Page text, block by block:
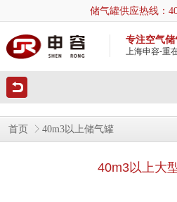
储气罐供应热线：
专注空气储
上海申容-重
首页 40m3以上储气罐
40m3以上大